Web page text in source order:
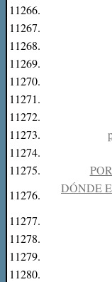
11266.
11267.
11268.
11269.
11270.
11271.
11272.
11273.
11274.
11275.
11276.
DÓNDE
11277.
11278.
11279.
11280.